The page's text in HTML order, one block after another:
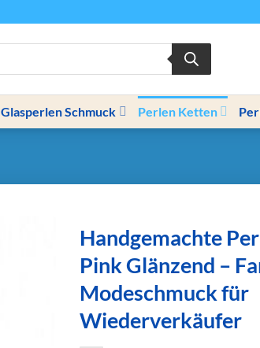
Glasperlen Schmuck Perlen Ketten
Handgemachte
Pink Glänzend –
Modeschmuck für
Wiederverkäufer